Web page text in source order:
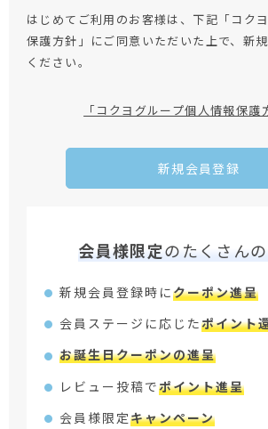
はじめてご利用のお客様は、下記「コク
保護方針」にご同意いただいた上で、新
ください。
「コクヨグループ個人情報保護
新規会員登録
会員様限定のたくさんの
新規会員登録時にクーポン進呈
会員ステージに応じたポイント
お誕生日クーポンの進呈
レビュー投稿でポイント進呈
会員様限定キャンペーン